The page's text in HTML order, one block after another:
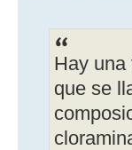
Hay una
que se